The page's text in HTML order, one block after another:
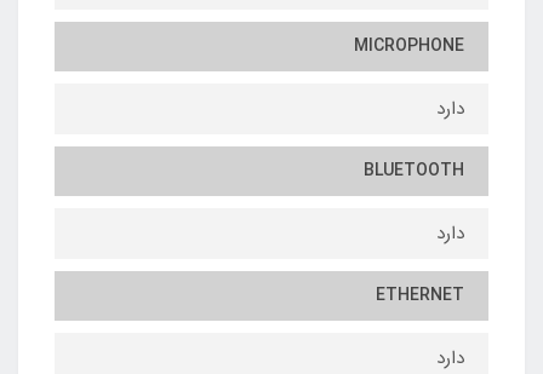
MICROPHONE
دارد
BLUETOOTH
دارد
ETHERNET
دارد